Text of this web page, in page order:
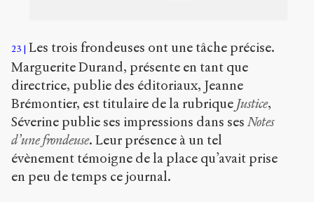
23
Les trois frondeuses ont une tâche précise.
Marguerite Durand, présente en tant que
directrice, publie des éditoriaux, Jeanne
Brémontier, est titulaire de la rubrique Justice,
Séverine publie ses impressions dans ses Notes
d’une frondeuse. Leur présence à un tel
évènement témoigne de la place qu’avait prise
en peu de temps ce journal.